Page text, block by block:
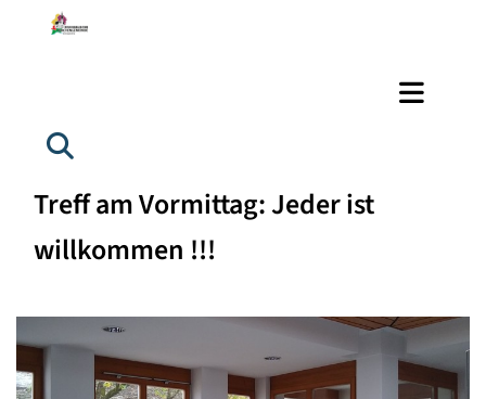
Treff am Vormittag: Jeder ist
willkommen !!!